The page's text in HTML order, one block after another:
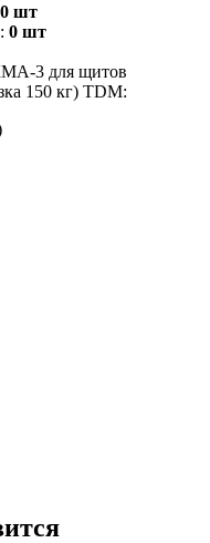
0 шт
0 шт
3 для щитов
150 кг) TDM: